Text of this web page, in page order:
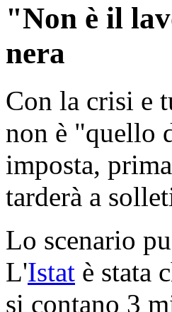
"Non è il
nera
Con la crisi e
non è "quello
imposta,
tarderà a
Lo scenario
L'Istat è stata
si contano 3